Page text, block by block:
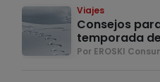
Viajes
Consejos
temporada
Por EROSKI